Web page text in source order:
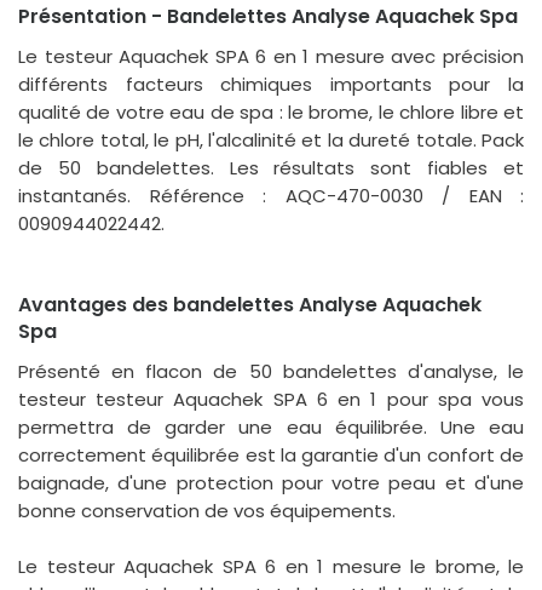
Présentation - Bandelettes Analyse Aquachek Spa
Le testeur Aquachek SPA 6 en 1 mesure avec précision
différents facteurs chimiques importants pour la
qualité de votre eau de spa : le brome, le chlore libre et
le chlore total, le pH, l'alcalinité et la dureté totale. Pack
de 50 bandelettes. Les résultats sont fiables et
instantanés. Référence : AQC-470-0030 / EAN :
0090944022442.
Avantages des bandelettes Analyse Aquachek
Spa
Présenté en flacon de 50 bandelettes d'analyse, le
testeur testeur Aquachek SPA 6 en 1 pour spa vous
permettra de garder une eau équilibrée. Une eau
correctement équilibrée est la garantie d'un confort de
baignade, d'une protection pour votre peau et d'une
bonne conservation de vos équipements.
Le testeur Aquachek SPA 6 en 1 mesure le brome, le